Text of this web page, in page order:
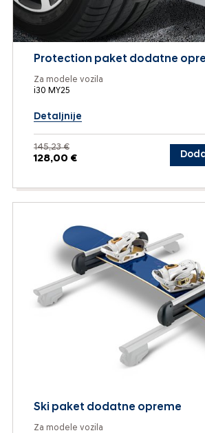
Protection paket dodatne
Za modele vozila
i30 MY25
Detaljnije
145,23 €
128,00 €
Ski paket dodatne opreme
Za modele vozila